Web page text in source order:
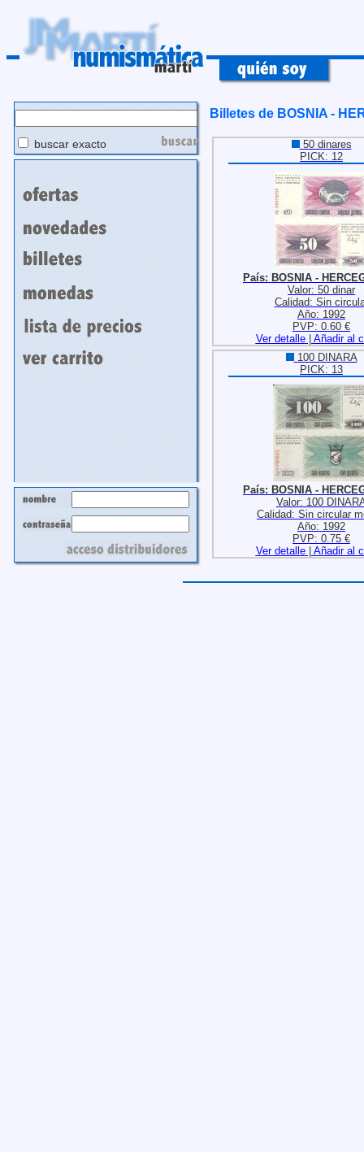
buscar exacto
Billetes de BOSNIA -
50 dinares
PICK: 12
País: BOSNIA -
Valor: 50 dinar
Calidad: Sin
Año: 1992
PVP: 0.60 €
Ver detalle| Añadir al
100 DINARA
PICK: 13
País: BOSNIA -
Valor: 100
Calidad: Sin circular
Año: 1992
PVP: 0.75 €
Ver detalle| Añadir al